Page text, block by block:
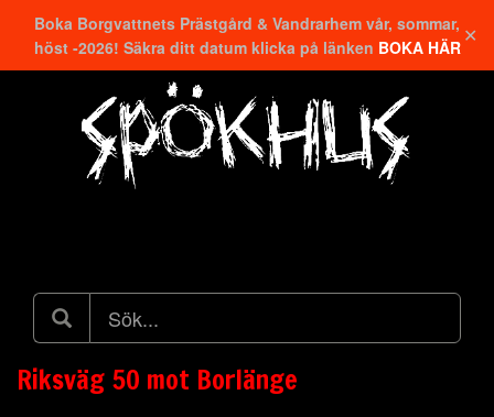
Boka Borgvattnets Prästgård & Vandrarhem vår, sommar,
höst -2026! Säkra ditt datum klicka på länken BOKA HÄR ✕
Riksväg 50 mot Borlänge